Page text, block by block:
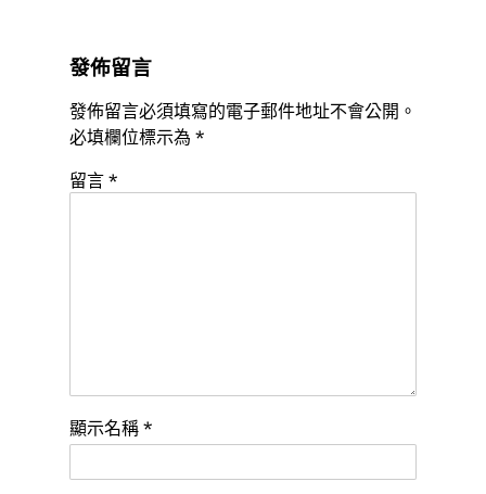
發佈留言
發佈留言必須填寫的電子郵件地址不會公開。
必填欄位標示為 *
留言 *
顯示名稱 *